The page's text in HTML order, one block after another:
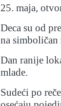
25. maja,
Deca su od
na simboličan
Dan ranije
mlade.
Sudeći po